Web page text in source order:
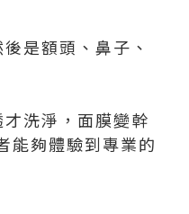
是額頭、鼻子、
洗淨，面膜變幹
能夠體驗到專業的